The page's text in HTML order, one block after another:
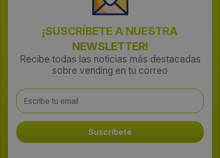
¡SUSCRÍBETE A NUESTRA
NEWSLETTER!
Recibe todas las noticias más destacadas
sobre vending en tu correo